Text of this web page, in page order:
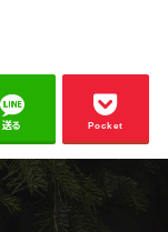
送る Pocket